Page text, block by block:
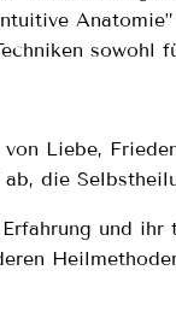
Liebe,
die
und